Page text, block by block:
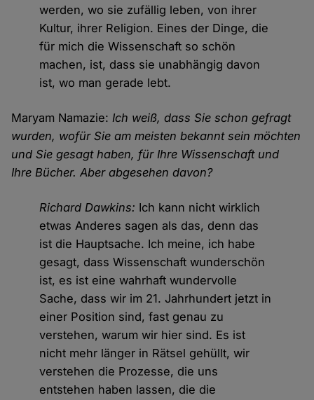
werden, wo sie zufällig leben, von ihrer
Kultur, ihrer Religion. Eines der Dinge, die
für mich die Wissenschaft so schön
machen, ist, dass sie unabhängig davon
ist, wo man gerade lebt.
Maryam Namazie:Ich weiß, dass Sie schon gefragt
wurden, wofür Sie am meisten bekannt sein möchten
und Sie gesagt haben, für Ihre Wissenschaft und
Ihre Bücher. Aber abgesehen davon?
Richard Dawkins: Ich kann nicht wirklich
etwas Anderes sagen als das, denn das
ist die Hauptsache. Ich meine, ich habe
gesagt, dass Wissenschaft wunderschön
ist, es ist eine wahrhaft wundervolle
Sache, dass wir im 21. Jahrhundert jetzt in
einer Position sind, fast genau zu
verstehen, warum wir hier sind. Es ist
nicht mehr länger in Rätsel gehüllt, wir
verstehen die Prozesse, die uns
entstehen haben lassen, die die